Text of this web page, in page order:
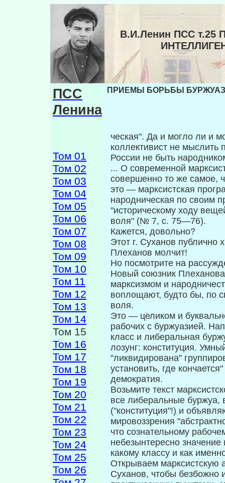
В.И.Ленин ПСС
ПСС
Ленина
Том 01
Том 02
Том 03
Том 04
Том 05
Том 06
Том 07
Том 08
Том 09
Том 10
Том 11
Том 12
Том 13
Том 14
Том 15
Том 16
Том 17
Том 18
Том 19
Том 20
Том 21
Том 22
Том 23
Том 24
Том 25
Том 26
ПРИЕМЫ БОРЬБЫ
ческая". Да и могло ли и
коллективист не мыслить
России не быть
... О современной
совершенно то же самое,
это — марксистская
народническая по своим
"историческому ходу
воля" (№ 7, с. 75—76).
Кажется, довольно?
Этот г. Суханов публично
Плеханов молчит!
Но посмотрите на
Новый союзник
мар­ксизмом и
воплощают, будто бы, по
воля.
Это — целиком и
рабочих с буржуазией.
класс и либеральная
лозунг: конституция.
"ликвидирована"
установить, где
демократия.
Возьмите текст
все ли­беральные буржуа,
("конституция"!) и
мировоззрения
что сознательному
небезынтересно
какому классу и как
Открываем марксистскую
Суханов, чтобы безбожно